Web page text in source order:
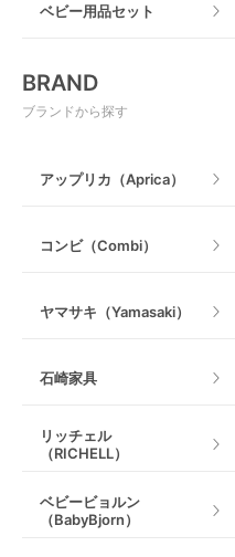
授乳グッズ・ママ用品
ベビー用品セット
BRAND
ブランドから探す
アップリカ（Aprica）
コンビ（Combi）
ヤマサキ（Yamasaki）
石崎家具
リッチェル
（RICHELL）
ベビービョルン
（BabyBjorn）